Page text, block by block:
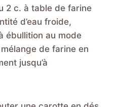
2 c. à table de farine
d’eau froide,
ébullition au mode
mélange de farine en
jusqu’à